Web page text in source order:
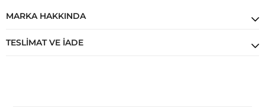
MARKA HAKKINDA
TESLIMAT VE İADE